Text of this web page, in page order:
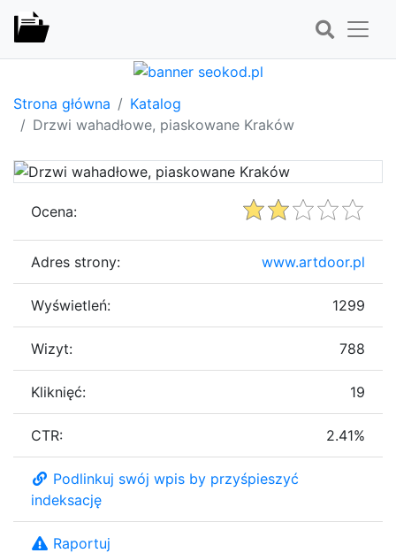
Strona główna
Katalog
Drzwi wahadłowe, piaskowane Kraków
Ocena:
Adres strony: www.artdoor.pl
Wyświetleń: 1299
Wizyt: 788
Kliknięć: 19
CTR: 2.41%
Podlinkuj swój wpis by przyśpieszyć
indeksację
Raportuj